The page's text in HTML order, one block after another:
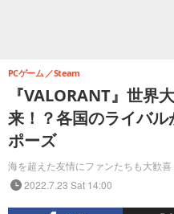
『VALORANT』世界
来！？各国のライバ
ポーズ
海を超えた友情にファンたちも大歓喜
PCゲーム Steam
2022.7.23 Sat 14:00